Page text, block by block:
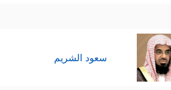
سعود الشريم